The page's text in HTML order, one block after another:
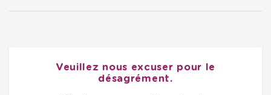
Veuillez nous excuser pour le
désagrément.